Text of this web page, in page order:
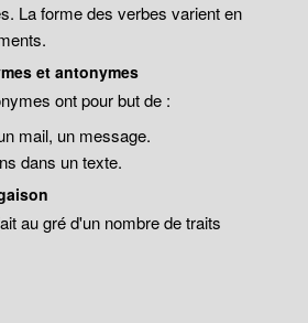
La forme des verbes varient en
et antonymes
ont pour but de :
mail, un message.
dans un texte.
au gré d'un nombre de traits